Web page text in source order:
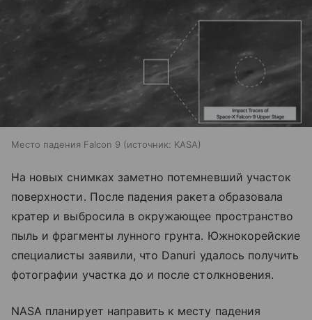
Место падения Falcon 9 источник: KASA
На новых снимках заметно потемневший участок
поверхности. После падения ракета образовала
кратер и выбросила в окружающее пространство
пыль и фрагменты лунного грунта. Южнокорейские
специалисты заявили, что Danuri удалось получить
фотографии участка до и после столкновения.
NASA планирует направить к месту падения